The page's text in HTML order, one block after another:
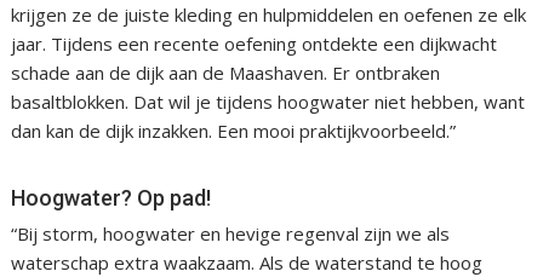
krijgen ze de juiste kleding en hulpmiddelen en oefenen ze elk
jaar. Tijdens een recente oefening ontdekte een dijkwacht
schade aan de dijk aan de Maashaven. Er ontbraken
basaltblokken. Dat wil je tijdens hoogwater niet hebben, want
dan kan de dijk inzakken. Een mooi praktijkvoorbeeld.”
Hoogwater? Op pad!
“Bij storm, hoogwater en hevige regenval zijn we als
waterschap extra waakzaam. Als de waterstand te hoog